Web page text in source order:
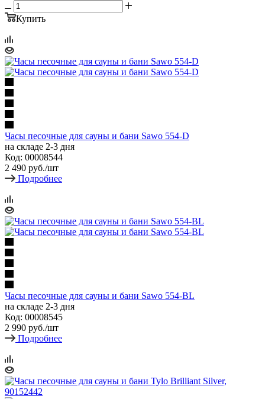
Купить
Часы песочные для сауны и бани Sawo 554-D
на складе 2-3 дня
Код: 00008544
2 490 руб./шт
Подробнее
Часы песочные для сауны и бани Sawo 554-BL
на складе 2-3 дня
Код: 00008545
2 990 руб./шт
Подробнее